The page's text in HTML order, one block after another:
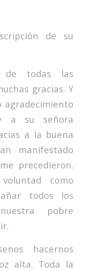
de su
de todas las
gracias. Y
agradecimiento
a su señora
a la buena
manifestado
precedieron.
como
todos los
pobre
hacernos
alta. Toda la